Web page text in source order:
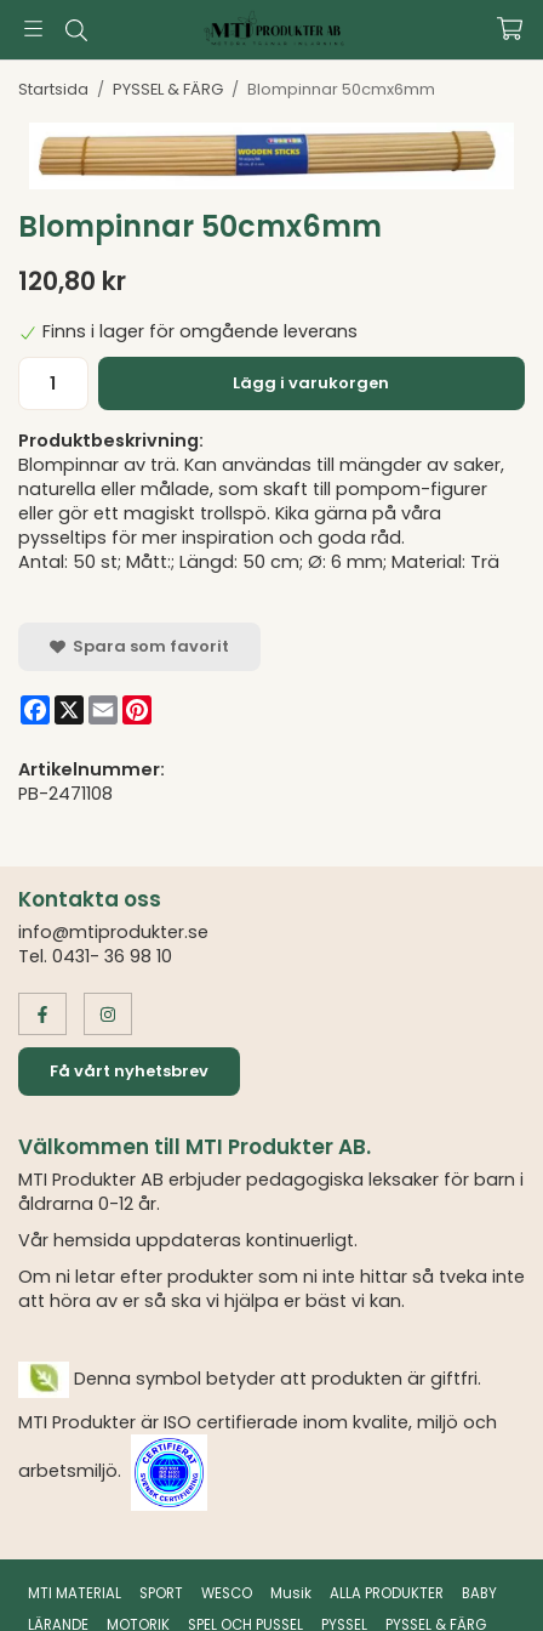
Startsida / PYSSEL & FÄRG / Blompinnar 50cmx6mm
Blompinnar 50cmx6mm
120,80 kr
Finns i lager för omgående leverans
Lägg i varukorgen
Produktbeskrivning:
Blompinnar av trä. Kan användas till mängder av saker,
naturella eller målade, som skaft till pompom-figurer
eller gör ett magiskt trollspö. Kika gärna på våra
pysseltips för mer inspiration och goda råd.
Antal: 50 st; Mått:; Längd: 50 cm; Ø: 6 mm; Material: Trä
Spara som favorit
Facebook
X Email
Artikelnummer:
PB-2471108
Kontakta oss
info@mtiprodukter.se
Tel. 0431- 36 98 10
Få vårt nyhetsbrev
Välkommen till MTI Produkter AB.
MTI Produkter AB erbjuder pedagogiska leksaker för barn i
åldrarna 0-12 år.
Vår hemsida uppdateras kontinuerligt.
Om ni letar efter produkter som ni inte hittar så tveka inte
att höra av er så ska vi hjälpa er bäst vi kan.
Denna symbol betyder att produkten är giftfri.
MTI Produkter är ISO certifierade inom kvalite, miljö och
arbetsmiljö.
MTI MATERIAL SPORT WESCO Musik ALLA PRODUKTER
BABY
LÄRANDE
MOTORIK SPEL OCH PUSSEL PYSSEL PYSSEL & FÄRG